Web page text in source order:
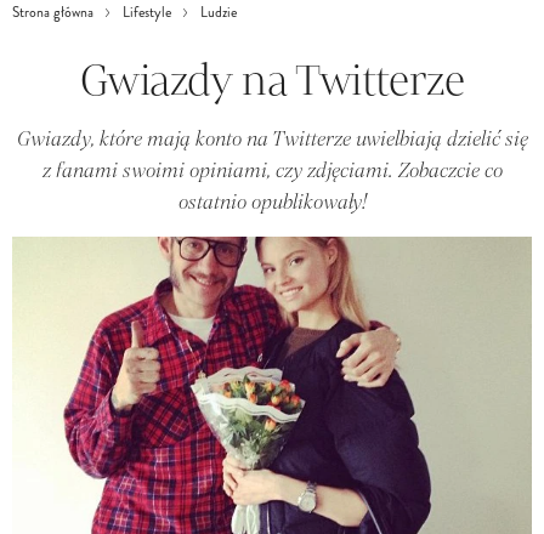
Strona główna Lifestyle Ludzie
Gwiazdy na Twitterze
Gwiazdy, które mają konto na Twitterze uwielbiają dzielić się
z fanami swoimi opiniami, czy zdjęciami. Zobaczcie co
ostatnio opublikowały!